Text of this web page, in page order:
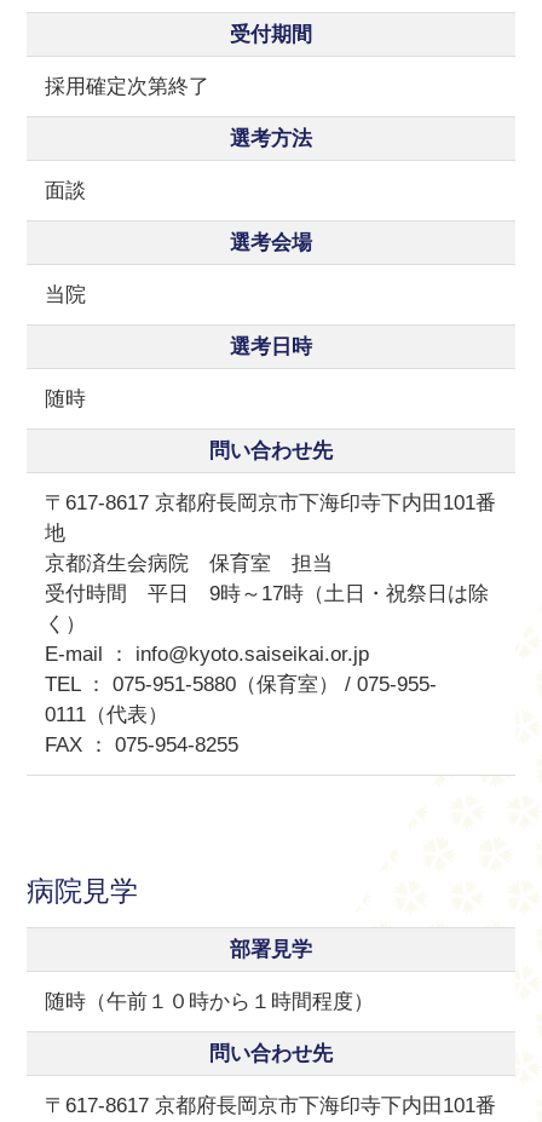
受付期間
採用確定次第終了
選考方法
面談
選考会場
当院
選考日時
随時
問い合わせ先
〒617-8617 京都府長岡京市下海印寺下内田101番
地
京都済生会病院 保育室 担当
受付時間 平日 9時～17時（土日・祝祭日は除
く）
E-mail ： info@kyoto.saiseikai.or.jp
TEL ： 075-951-5880（保育室） / 075-955-
0111（代表）
FAX ： 075-954-8255
病院見学
部署見学
随時（午前１０時から１時間程度）
問い合わせ先
〒617-8617 京都府長岡京市下海印寺下内田101番